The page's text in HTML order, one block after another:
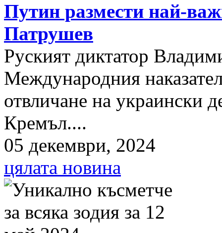
Путин размести най-
Патрушев
Руският диктатор
Международния
отвличане на украински
Кремъл....
05 декември, 2024
цялата новина